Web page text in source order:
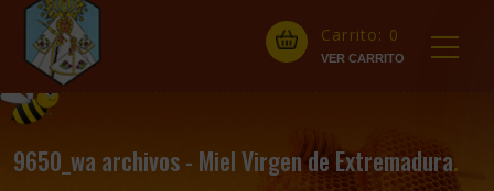
Carrito: 0
9650_wa archivos - Miel Virgen de Extremadura.